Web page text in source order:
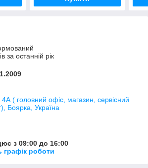
за останній рік
( головний офіс, магазин, сервісний
Боярка, Україна
з 09:00 до 16:00
графік роботи